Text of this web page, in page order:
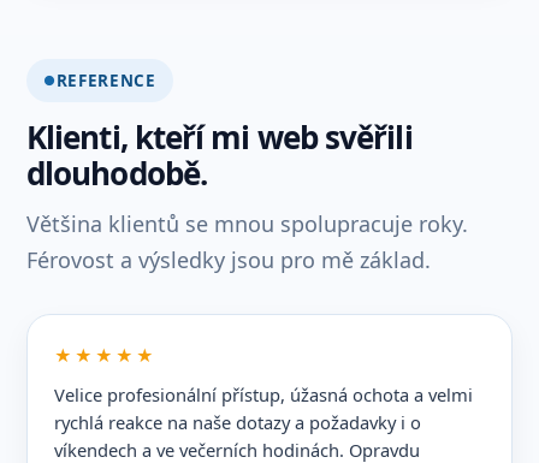
REFERENCE
Klienti, kteří mi web svěřili
dlouhodobě.
Většina klientů se mnou spolupracuje roky.
Férovost a výsledky jsou pro mě základ.
★★★★★
Velice profesionální přístup, úžasná ochota a velmi
rychlá reakce na naše dotazy a požadavky i o
víkendech a ve večerních hodinách. Opravdu